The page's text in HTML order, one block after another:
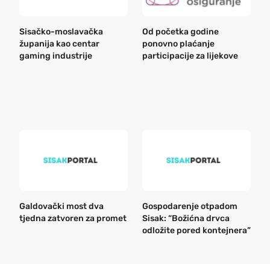
Sisačko-moslavačka
županija kao centar
gaming industrije
Od početka godine
ponovno plaćanje
participacije za lijekove
Galdovački most dva
tjedna zatvoren za promet
Gospodarenje otpadom
Sisak: “Božićna drvca
odložite pored kontejnera”